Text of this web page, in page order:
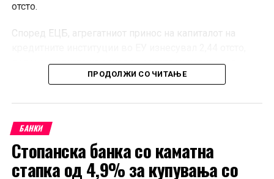
отсто.
Според ЕЦБ, агрегатниот принос на капиталот на
додека стапката на основен сопствен капитал од
највисок квалитет, односно CET1, била 16,27 отсто.
Објавените квартални податоци опфаќаат 335
институции, како и подружници и филијали под
контрола на субјекти надвор од ЕУ кои работат на
европскиот пазар. Според ЕЦБ, податоците покриваат
ПРОДОЛЖИ СО ЧИТАЊЕ
БАНКИ
Стопанска банка со каматна
стапка од 4,9% за купувања со